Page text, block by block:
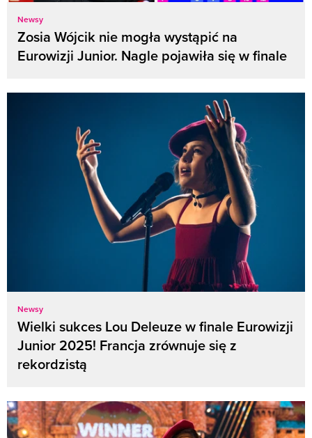
Newsy
Zosia Wójcik nie mogła wystąpić na
Eurowizji Junior. Nagle pojawiła się w finale
Newsy
Wielki sukces Lou Deleuze w finale Eurowizji
Junior 2025! Francja zrównuje się z
rekordzistą